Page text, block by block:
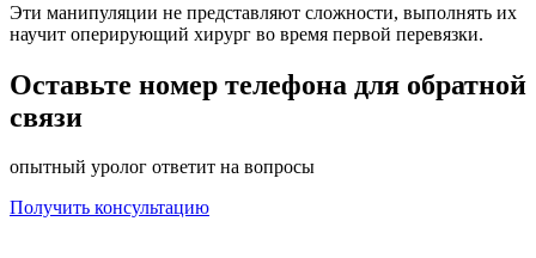
Эти манипуляции не представляют сложности, выполнять их
научит оперирующий хирург во время первой перевязки.
Оставьте номер телефона для обратной
связи
опытный уролог ответит на вопросы
Получить консультацию